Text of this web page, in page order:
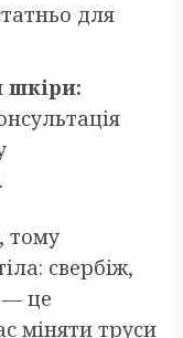
для
шкіри:
тому
свербіж,
— це
міняти труси